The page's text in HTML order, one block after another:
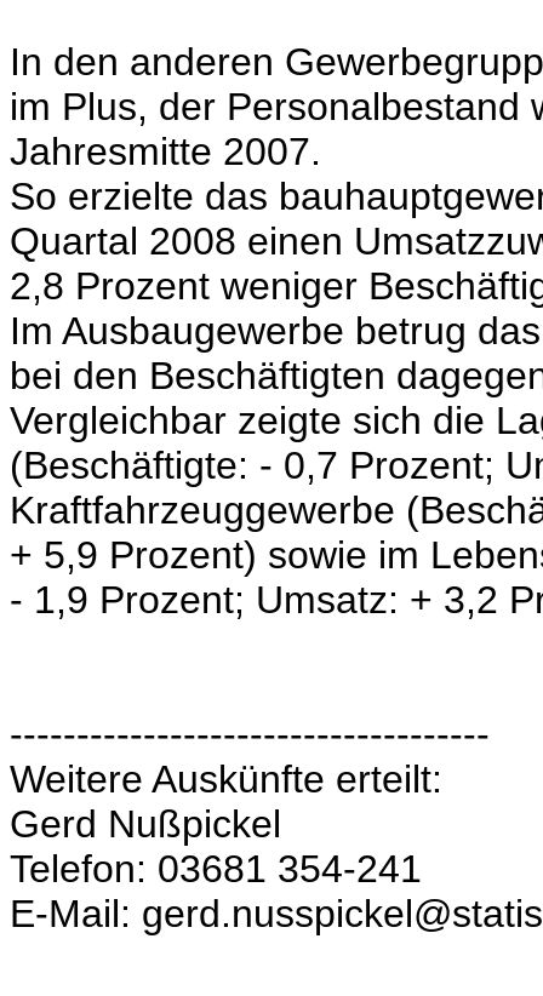
In den anderen
im Plus, der Personalbestand
Jahresmitte 2007.
So erzielte das
Quartal 2008 einen
2,8 Prozent weniger
Im Ausbaugewerbe betrug
bei den Beschäftigten
Vergleichbar zeigte sich die
(Beschäftigte: - 0,7 Prozent;
Kraftfahrzeuggewerbe
+ 5,9 Prozent) sowie im
- 1,9 Prozent; Umsatz: + 3,2
------------------------------------
Weitere Auskünfte erteilt:
Gerd Nußpickel
Telefon: 03681 354-241
E-Mail: